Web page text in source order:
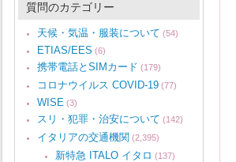
質問のカテゴリー
天候・気温・服装について (54)
ETIAS/EES (6)
携帯電話とSIMカード (179)
コロナウイルス COVID-19 (77)
WISE (3)
スリ・犯罪・治安について (142)
イタリアの交通機関 (2,395)
新特急 ITALO イタロ (137)